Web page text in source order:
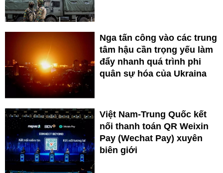
Nga tấn công vào các trung
tâm hậu cần trọng yếu làm
đẩy nhanh quá trình phi
quân sự hóa của Ukraina
Việt Nam-Trung Quốc kết
nối thanh toán QR Weixin
Pay (Wechat Pay) xuyên
biên giới